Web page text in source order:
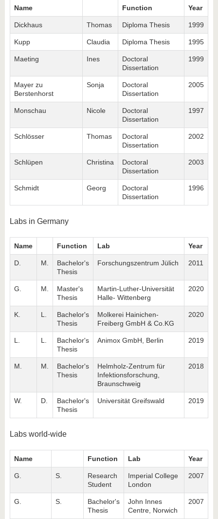
Name Function Year
Dickhaus Thomas Diploma Thesis 1999
Kupp Claudia Diploma Thesis 1995
Maeting Ines
Doctoral
Dissertation
1999
Mayer zu
Berstenhorst
Sonja
Doctoral
Dissertation
2005
Monschau Nicole
Doctoral
Dissertation
1997
Schlösser Thomas
Doctoral
Dissertation
2002
Schlüpen Christina
Doctoral
Dissertation
2003
Schmidt Georg
Doctoral
Dissertation
1996
Labs in Germany
Name Function Lab Year
D. M.
Bachelor's
Thesis
Forschungszentrum Jülich 2011
G. M.
Master's
Thesis
Martin-Luther-Universität
Halle- Wittenberg
2020
K. L.
Bachelor's
Thesis
Molkerei Hainichen-
Freiberg GmbH & Co.KG
2020
L. L.
Bachelor's
Thesis
Animox GmbH, Berlin 2019
M. M.
Bachelor's
Thesis
Helmholz-Zentrum für
Infektionsforschung,
Braunschweig
2018
W. D.
Bachelor's
Thesis
Universität Greifswald 2019
Labs world-wide
Name Function Lab Year
G. S.
Research
Student
Imperial College
London
2007
G. S.
Bachelor's
Thesis
John Innes
Centre, Norwich
2007